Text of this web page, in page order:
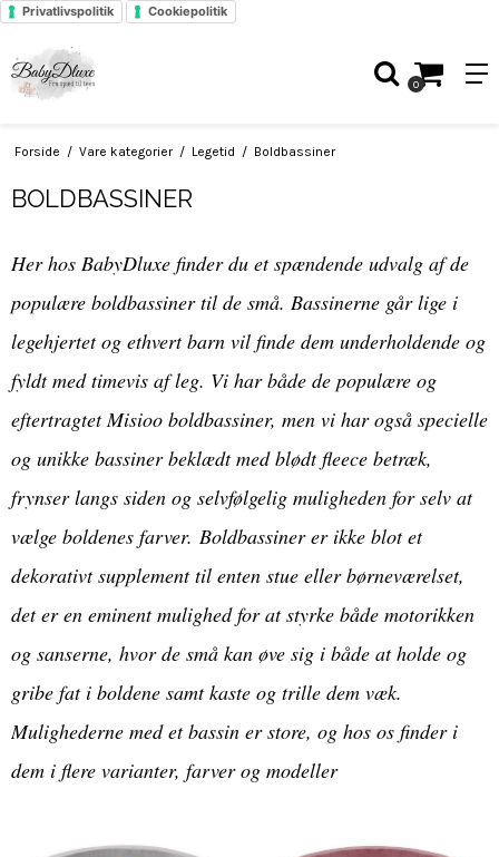
Privatlivspolitik Cookiepolitik
0
Forside / Vare kategorier / Legetid / Boldbassiner
BOLDBASSINER
Her hos BabyDluxe finder du et spændende udvalg af de
populære boldbassiner til de små. Bassinerne går lige i
legehjertet og ethvert barn vil finde dem underholdende og
fyldt med timevis af leg. Vi har både de populære og
eftertragtet Misioo boldbassiner, men vi har også specielle
og unikke bassiner beklædt med blødt fleece betræk,
frynser langs siden og selvfølgelig muligheden for selv at
vælge boldenes farver. Boldbassiner er ikke blot et
dekorativt supplement til enten stue eller børneværelset,
det er en eminent mulighed for at styrke både motorikken
og sanserne, hvor de små kan øve sig i både at holde og
gribe fat i boldene samt kaste og trille dem væk.
Mulighederne med et bassin er store, og hos os finder i
dem i flere varianter, farver og modeller